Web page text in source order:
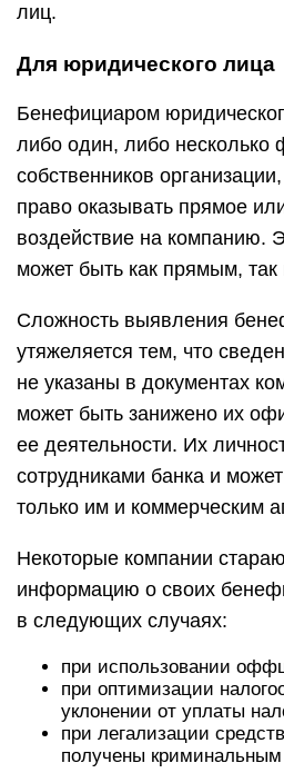
лиц.
Для юридического лица
Бенефициаром
либо один, либо несколько
собственников
право оказывать прямое
воздействие на компанию.
может быть как прямым,
Сложность выявления
утяжеляется тем, что
не указаны в документах
может быть занижено их
ее деятельности. Их
сотрудниками банка и
только им и коммерческим
Некоторые компании
информацию о своих
в следующих случаях:
при использовании
при оптимизации
уклонении от уплаты
при легализации
получены